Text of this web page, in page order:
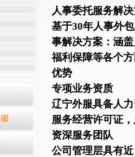
人事委托服务解
基于30年人事外
事解决方案：涵
福利保障等各个
优势
专项业务资质
辽宁外服具备人
服务经营许可证
资深服务团队
公司管理层具有